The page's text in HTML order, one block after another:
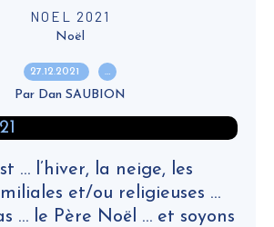
NOEL 2021
Noël
27.12.2021 …
Par Dan SAUBION
… l’hiver, la neige, les
et/ou religieuses …
… le Père Noël … et soyons